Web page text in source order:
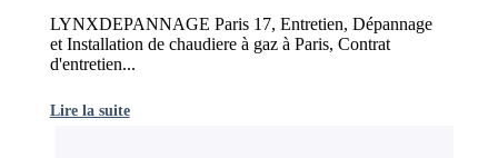
LYNXDEPANNAGE Paris 17, Entretien, Dépannage
et Installation de chaudiere à gaz à Paris, Contrat
d'entretien...
Lire la suite